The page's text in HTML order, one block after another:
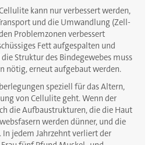
kann nur verbessert werden,
und die Umwandlung (Zell-
Problemzonen verbessert
Fett aufgespalten und
Struktur des Bindegewebes muss
nötig, erneut aufgebaut werden.
speziell für das Altern,
von Cellulite geht. Wenn der
die Aufbaustrukturen, die die Haut
werden dünner, und die
jedem Jahrzehnt verliert der